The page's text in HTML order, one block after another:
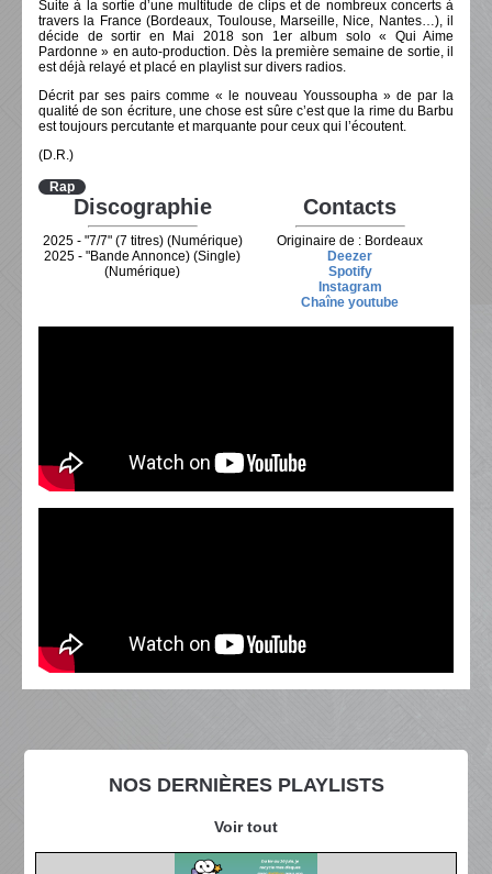
NOS DERNIÈRES PLAYLISTS
Voir tout
Suite à la sortie d’une multitude de clips et de nombreux concerts à
travers la France (Bordeaux, Toulouse, Marseille, Nice, Nantes…), il
décide de sortir en Mai 2018 son 1er album solo « Qui Aime
Pardonne » en auto-production. Dès la première semaine de sortie, il
est déjà relayé et placé en playlist sur divers radios.
Décrit par ses pairs comme « le nouveau Youssoupha » de par la
qualité de son écriture, une chose est sûre c’est que la rime du Barbu
est toujours percutante et marquante pour ceux qui l’écoutent.
(D.R.)
Rap
Discographie
2025 - "7/7" (7 titres) (Numérique)
2025 - "Bande Annonce) (Single)
(Numérique)
Contacts
Originaire de : Bordeaux
Deezer
Spotify
Instagram
Chaîne youtube